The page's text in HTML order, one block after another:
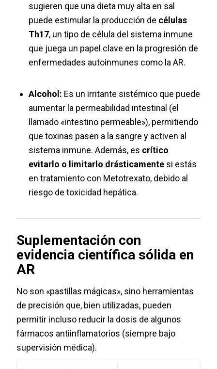
sugieren que una dieta muy alta en sal
puede estimular la producción de células
Th17, un tipo de célula del sistema inmune
que juega un papel clave en la progresión de
enfermedades autoinmunes como la AR.
Alcohol: Es un irritante sistémico que puede
aumentar la permeabilidad intestinal (el
llamado «intestino permeable»), permitiendo
que toxinas pasen a la sangre y activen al
sistema inmune. Además, es crítico
evitarlo o limitarlo drásticamentesi estás
en tratamiento con Metotrexato, debido al
riesgo de toxicidad hepática.
Suplementación con
evidencia científica sólida en
AR
No son «pastillas mágicas», sino herramientas
de precisión que, bien utilizadas, pueden
permitir incluso reducir la dosis de algunos
fármacos antiinflamatorios (siempre bajo
supervisión médica).